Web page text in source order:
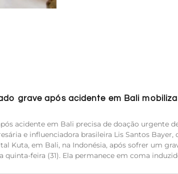
grave após acidente em Bali
acidente em Bali precisa de doação urgente
e influenciadora brasileira Lis Santos Bayer,
Kuta, em Bali, na Indonésia, após sofrer um
quinta-feira (31). Ela permanece em coma